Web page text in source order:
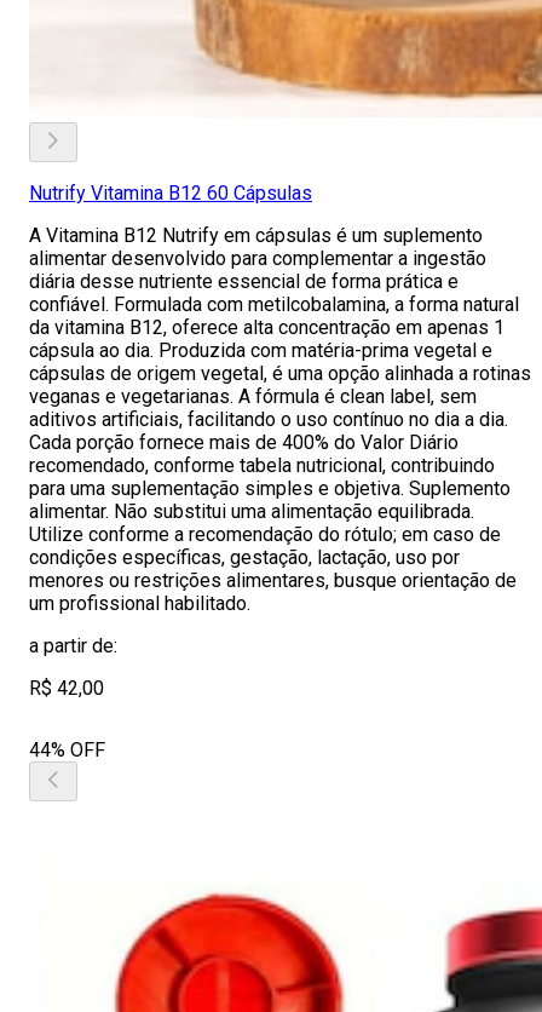
Nutrify Vitamina B12 60 Cápsulas
A Vitamina B12 Nutrify em cápsulas é um suplemento
alimentar desenvolvido para complementar a ingestão
diária desse nutriente essencial de forma prática e
confiável. Formulada com metilcobalamina, a forma natural
da vitamina B12, oferece alta concentração em apenas 1
cápsula ao dia. Produzida com matéria-prima vegetal e
cápsulas de origem vegetal, é uma opção alinhada a rotinas
veganas e vegetarianas. A fórmula é clean label, sem
aditivos artificiais, facilitando o uso contínuo no dia a dia.
Cada porção fornece mais de 400% do Valor Diário
recomendado, conforme tabela nutricional, contribuindo
para uma suplementação simples e objetiva. Suplemento
alimentar. Não substitui uma alimentação equilibrada.
Utilize conforme a recomendação do rótulo; em caso de
condições específicas, gestação, lactação, uso por
menores ou restrições alimentares, busque orientação de
um profissional habilitado.
a partir de:
R$ 42,00
44% OFF